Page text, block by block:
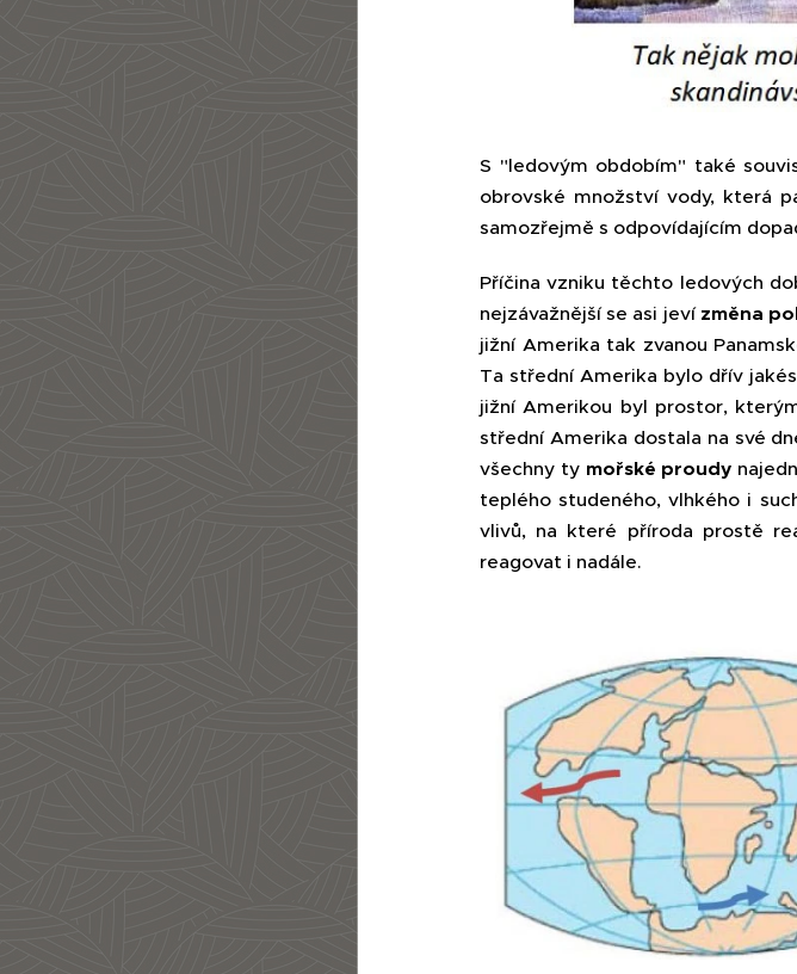
S "ledovým obdobím" také
obrovské množství vody, která
samozřejmě s odpovídajícím
Příčina vzniku těchto ledových
nejzávažnější se asi jeví změna
jižní Amerika tak zvanou
Ta střední Amerika bylo dřív
jižní Amerikou byl prostor,
střední Amerika dostala na své
všechny ty mořské proudy
teplého studeného, vlhkého i
vlivů, na které příroda prostě
reagovat i nadále.